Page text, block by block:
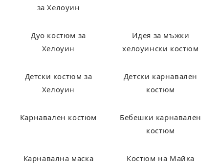
за Хелоуин
Дуо костюм за
Хелоуин
Идея за мъжки
хелоуински костюм
Детски костюм за
Хелоуин
Детски карнавален
костюм
Карнавален костюм
Бебешки карнавален
костюм
Карнавална маска
Костюм на Майка